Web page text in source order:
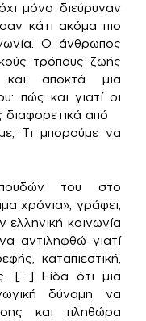
μόνο διεύρυναν
κάτι ακόμα πιο
γωνία. Ο άνθρωπος
τρόπους ζωής
και αποκτά μια
πώς και γιατί οι
από
Τι μπορούμε να
του στο
χρόνια», γράφει,
ελληνική κοινωνία
αντιληφθώ γιατί
καταπιεστική,
[…] Είδα ότι μια
δύναμη να
και πληθώρα